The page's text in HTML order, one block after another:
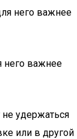
важнее
удержаться
или в другой